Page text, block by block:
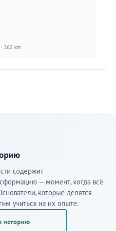
262 km
содержит
— момент, когда всё
которые делятся
учиться на их опыте.
историю